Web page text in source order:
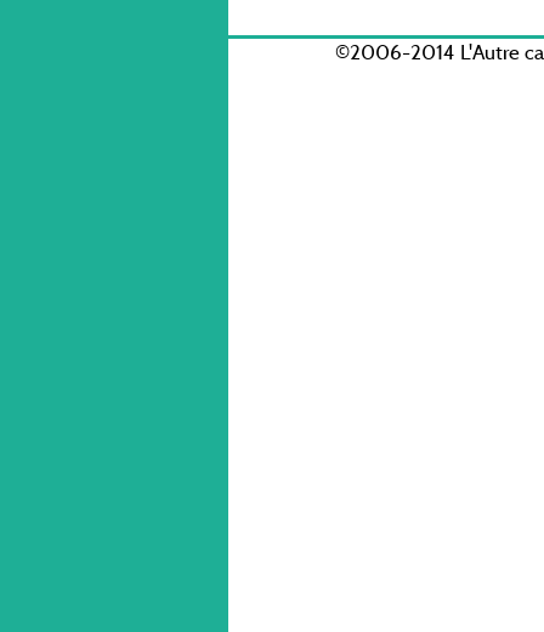
©2006-2014 L'Autre